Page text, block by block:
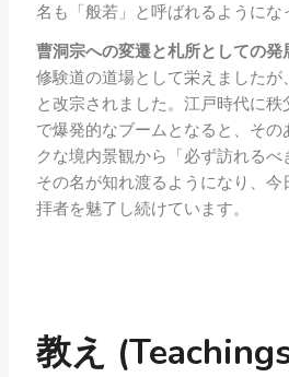
名も「般若」と呼ばれるようにな
曹洞宗への変遷と札所としての発
修験道の道場として栄えました
と改宗されました。江戸時代に
で爆発的なブームとなると、その
クな境内景観から「必ず訪れる
その名が知れ渡るようになり、
拝者を魅了し続けています。
教え